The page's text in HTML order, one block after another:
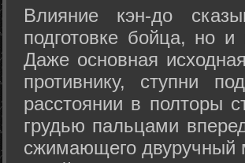
Влияние кэн-до
подготовке бойца, но
Даже основная
противнику, ступни
расстоянии в полторы
грудью пальцами
сжимающего двуручный